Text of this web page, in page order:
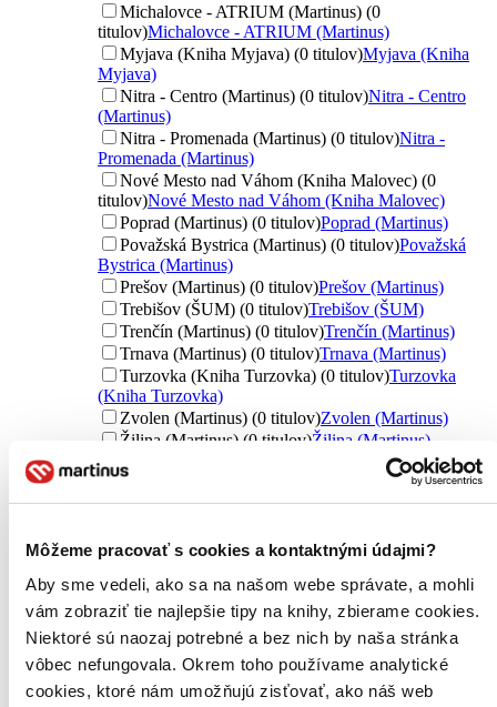
Môžeme pracovať s cookies a kontaktnými údajmi?
Aby sme vedeli, ako sa na našom webe správate, a mohli
vám zobraziť tie najlepšie tipy na knihy, zbierame cookies.
Niektoré sú naozaj potrebné a bez nich by naša stránka
vôbec nefungovala. Okrem toho používame analytické
cookies, ktoré nám umožňujú zisťovať, ako náš web
Michalovce - ATRIUM (Martinus) (0
titulov)Michalovce - ATRIUM (Martinus)
Myjava (Kniha Myjava) (0 titulov)Myjava (Kniha
Myjava)
Nitra - Centro (Martinus) (0 titulov)Nitra - Centro
(Martinus)
Nitra - Promenada (Martinus) (0 titulov)Nitra -
Promenada (Martinus)
Nové Mesto nad Váhom (Kniha Malovec) (0
titulov)Nové Mesto nad Váhom (Kniha Malovec)
Poprad (Martinus) (0 titulov)Poprad (Martinus)
Považská Bystrica (Martinus) (0 titulov)Považská
Bystrica (Martinus)
Prešov (Martinus) (0 titulov)Prešov (Martinus)
Trebišov (ŠUM) (0 titulov)Trebišov (ŠUM)
Trenčín (Martinus) (0 titulov)Trenčín (Martinus)
Trnava (Martinus) (0 titulov)Trnava (Martinus)
Turzovka (Kniha Turzovka) (0 titulov)Turzovka
(Kniha Turzovka)
Zvolen (Martinus) (0 titulov)Zvolen (Martinus)
Žilina (Martinus) (0 titulov)Žilina (Martinus)
Nové / čítané
čítaná (0 titulov)čítaná
čítaná - mierne opotrebovaná (0 titulov)čítaná - mierne
opotrebovaná
čítané verzie vypredaných kníh (0 titulov)čítané verzie
vypredaných kníh
Jazyk